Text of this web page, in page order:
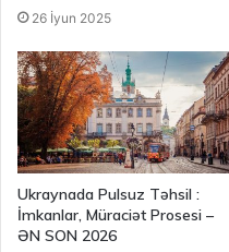
26 İyun 2025
Ukraynada Pulsuz Təhsil :
İmkanlar, Müraciət Prosesi –
ƏN SON 2026